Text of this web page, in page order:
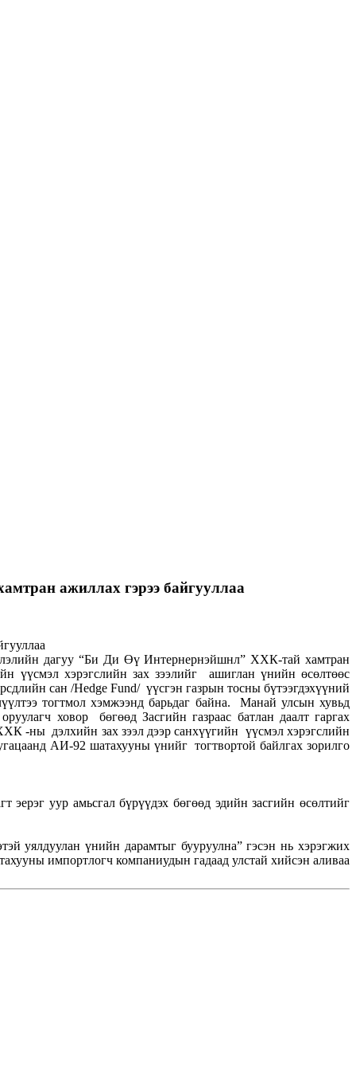
ажиллах гэрээ байгууллаа
дагуу “Би Ди Өү Интернернэйшнл” ХХК-тай хамтран
үүсмэл хэрэгслийн зах зээлийг ашиглан үнийн өсөлтөөс
сан /Hedge Fund/ үүсгэн газрын тосны бүтээгдэхүүний
тогтмол хэмжээнд барьдаг байна. Манай улсын хувьд
ховор бөгөөд Засгийн газраас батлан даалт гаргах
-ны дэлхийн зах зээл дээр санхүүгийн үүсмэл хэрэгслийн
АИ-92 шатахууны үнийг тогтвортой байлгах зорилго
уур амьсгал бүрүүдэх бөгөөд эдийн засгийн өсөлтийг
уялдуулан үнийн дарамтыг бууруулна” гэсэн нь хэрэгжих
импортлогч компаниудын гадаад улстай хийсэн аливаа